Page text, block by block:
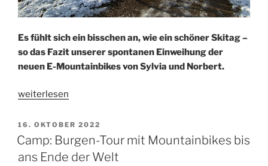
Es fühlt sich ein bisschen an, wie ein schöner Skitag –
so das Fazit unserer spontanen Einweihung der
neuen E-Mountainbikes von Sylvia und Norbert.
„E-
Taufe
im
Schnee“
weiterlesen
VERÖFFENTLICHT
AM
16. OKTOBER 2022
Camp: Burgen-Tour mit Mountainbikes bis
ans Ende der Welt